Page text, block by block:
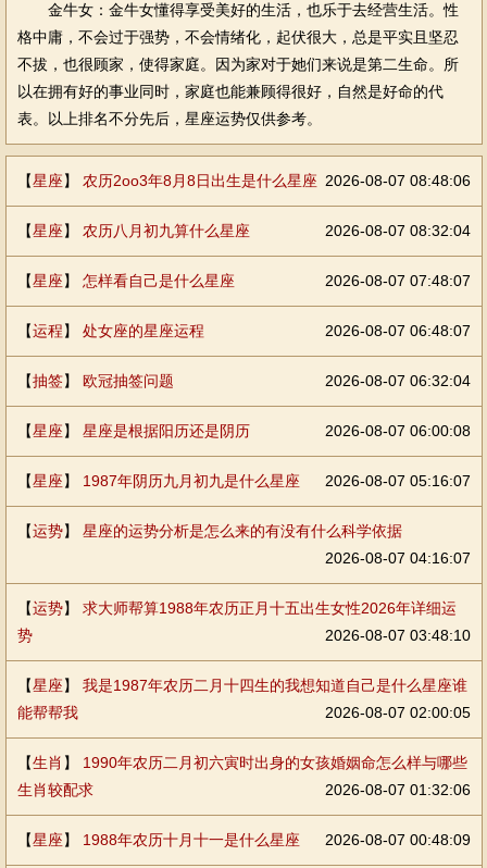
金牛女：金牛女懂得享受美好的生活，也乐于去经营生活。性
格中庸，不会过于强势，不会情绪化，起伏很大，总是平实且坚忍
不拔，也很顾家，使得家庭。因为家对于她们来说是第二生命。所
以在拥有好的事业同时，家庭也能兼顾得很好，自然是好命的代
表。以上排名不分先后，星座运势仅供参考。
【星座】 农历2oo3年8月8日出生是什么星座 2026-08-07 08:48:06
【星座】 农历八月初九算什么星座 2026-08-07 08:32:04
【星座】 怎样看自己是什么星座 2026-08-07 07:48:07
【运程】 处女座的星座运程 2026-08-07 06:48:07
【抽签】 欧冠抽签问题 2026-08-07 06:32:04
【星座】 星座是根据阳历还是阴历 2026-08-07 06:00:08
【星座】 1987年阴历九月初九是什么星座 2026-08-07 05:16:07
【运势】 星座的运势分析是怎么来的有没有什么科学依据
2026-08-07 04:16:07
【运势】 求大师帮算1988年农历正月十五出生女性2026年详细运
势
2026-08-07 03:48:10
【星座】 我是1987年农历二月十四生的我想知道自己是什么星座谁
能帮帮我
2026-08-07 02:00:05
【生肖 】 1990年农历二月初六寅时出身的女孩婚姻命怎么样与哪些
生肖较配求
2026-08-07 01:32:06
【星座】 1988年农历十月十一是什么星座 2026-08-07 00:48:09